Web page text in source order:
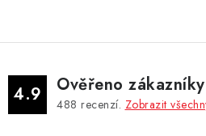
á
d
a
c
4.9 Ověřeno zákazníky
488 recenzí. Zobrazit